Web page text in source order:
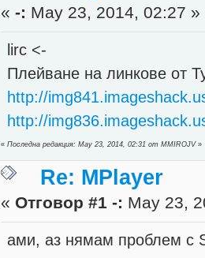
«-: May 23, 2014, 02:27 »
lirc <-
Плейване на линкове от
http://
http://
«Последна редакция: May 23, 2014, 02:31 от MMIROJV»
Re: MPlayer
« Отговор #1 -: May 23,
ами, аз нямам проблем с